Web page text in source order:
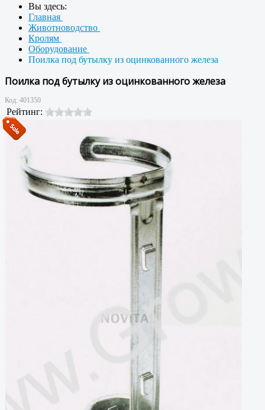
Вы здесь:
Главная
Животноводство
Кролям
Оборудование
Поилка под бутылку из оцинкованного железа
Поилка под бутылку из оцинкованного железа
Код: 401350
Рейтинг: